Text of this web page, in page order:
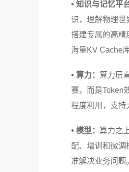
• 知识与记忆平台
识，理解物理世
搭建专属的高精
海量KV Cache
• 算力： 算力层
赛，而是Token
程度利用，支持
• 模型： 算力之
配、增训和微
准解决业务问题